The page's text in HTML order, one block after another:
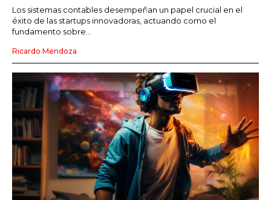
Los sistemas contables desempeñan un papel crucial en el
éxito de las startups innovadoras, actuando como el
fundamento sobre...
Ricardo Mendoza